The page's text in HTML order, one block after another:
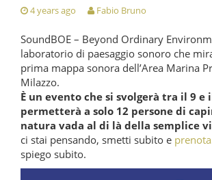
4 years ago Fabio Bruno
SoundBOE – Beyond Ordinary
laboratorio di paesaggio sonoro che
prima mappa sonora dell’Area Marina
Milazzo.
È un evento che si svolgerà tra il 9 e
permetterà a solo 12 persone di
natura vada al di là della semplice
ci stai pensando, smetti subito e prenota
spiego subito.